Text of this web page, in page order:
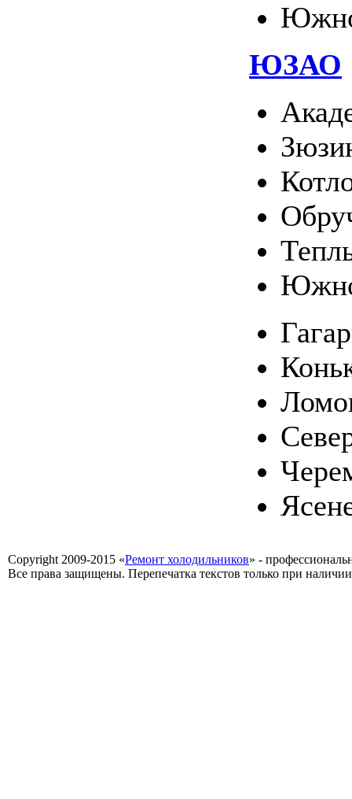
ЮЗАО
Copyright 2009-2015 «Ремонт холодильников» -
Все права защищены. Перепечатка текстов только при